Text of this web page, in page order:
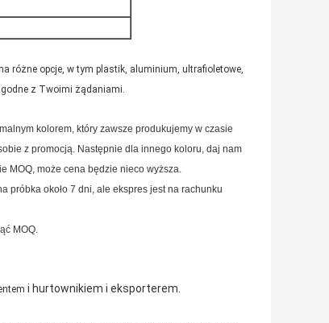
różne opcje, w tym plastik, aluminium, ultrafioletowe,
z Twoimi żądaniami.
kolorem, który zawsze produkujemy w czasie
z promocją. Następnie dla innego koloru, daj nam
MOQ, może cena będzie nieco wyższa.
próbka około 7 dni, ale ekspres jest na rachunku
MOQ.
i hurtownikiem i eksporterem.